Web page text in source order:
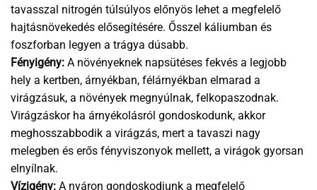
tavasszal nitrogén túlsúlyos előnyös lehet a megfelelő
hajtásnövekedés elősegítésére. Ősszel káliumban és
foszforban legyen a trágya dúsabb.
Fényigény: A növényeknek napsütéses fekvés a legjobb
hely a kertben, árnyékban, félárnyékban elmarad a
virágzásuk, a növények megnyúlnak, felkopaszodnak.
Virágzáskor ha árnyékolásról gondoskodunk, akkor
meghosszabbodik a virágzás, mert a tavaszi nagy
melegben és erős fényviszonyok mellett, a virágok gyorsan
elnyílnak.
Vízigény: A nyáron gondoskodjunk a megfelelő